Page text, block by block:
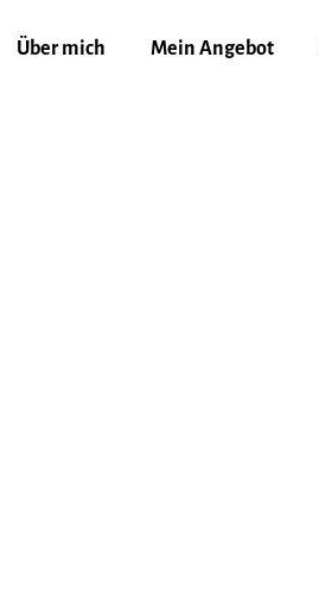
Über mich Mein Angebot